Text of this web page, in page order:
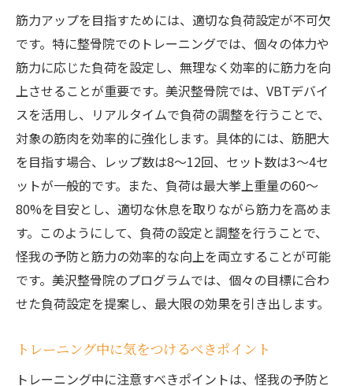
筋力アップを目指すためには、適切な負荷設定が不可欠
です。特に整骨院でのトレーニングでは、個々の体力や
筋力に応じた負荷を設定し、無理なく効率的に筋力を向
上させることが重要です。美沢整骨院では、VBTデバイ
スを活用し、リアルタイムで負荷の調整を行うことで、
対象の筋肉を効率的に強化します。具体的には、筋肥大
を目指す場合、レップ数は8〜12回、セット数は3〜4セ
ットが一般的です。また、負荷は最大挙上重量の60〜
80%を目安とし、適切な休息を取りながら筋力を高めま
す。このようにして、負荷の設定と調整を行うことで、
怪我の予防と筋力の効率的な向上を両立することが可能
です。美沢整骨院のプログラムでは、個々の目標に合わ
せた負荷設定を提案し、最大限の効果を引き出します。
トレーニング中に気をつけるべきポイント
トレーニング中に注意すべきポイントは、怪我の予防と